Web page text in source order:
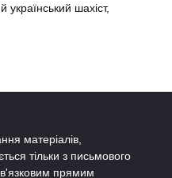
шахіст,
матеріалів,
тільки з письмового
прямим